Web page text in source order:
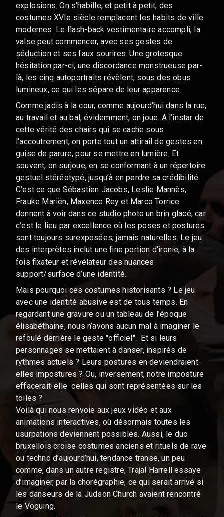
explosions. On s’habille, et petit à petit, des
costumes XVIe siècle remplacent les habits de ville
modernes. Le flash-back vestimentaire accompli, la
valse peut commencer, avec ses gestes de
séduction et ses faux sourires. Une grotesque
hésitation par-ci, une discordance monstrueuse par-
là, les cinq autoportraits révèlent, sous des obus
lumineux, ce qui les sépare de leur apparence.
Comme jadis à la cour, comme aujourd’hui dans la rue,
au travail et au bal, évidemment, on joue. A l’instar de
cette vérité des chairs qui se cache sous
l’accoutrement, on porte tout un attirail de gestes en
guise de parure, pour se mettre en lumière. Et
souvent, on surjoue, en se conformant à un répertoire
gestuel stéréotypé, jusqu’à en perdre sa crédibilité.
C’est ce que Sébastien Jacobs, Leslie Mannès,
Frauke Mariën, Maxence Rey et Marco Torrice
donnent à voir dans ce studio photo un brin glacé, car
c’est le lieu par excellence où les poses et postures
sont toujours surexposées, jamais naturelles. Le jeu
des interprètes inclut une fine portion d’ironie, à la
fois fixateur et révélateur des nuances
support/surface d’une identité.
Mais pourquoi ces costumes historisants ? Le jeu
avec une identité abusive est de tous temps. En
regardant une gravure ou un tableau de l’époque
élisabéthaine, nous n’avons aucun mal à imaginer le
refoulé derrière le geste "officiel". Et si leurs
personnages se mettaient à danser, inspirés de
rythmes actuels ? Leurs postures en deviendraient-
elles impostures ? Ou, inversement, notre imposture
effacerait-elle celles qui sont représentées sur les
toiles ?
Voilà qui nous renvoie aux jeux vidéo et aux
animations interactives, où désormais toutes les
usurpations deviennent possibles. Aussi, le duo
bruxellois croise costumes anciens et rituels de rave
ou techno d’aujourd’hui, tendance transe, un peu
comme, dans un autre registre, Trajal Harrell essaye
d’imaginer, par la chorégraphie, ce qui serait arrivé si
les danseurs de la Judson Church avaient rencontré
le Voguing.